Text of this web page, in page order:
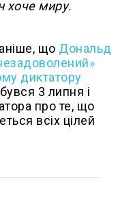
хоче миру.
що Дональд
диктатору
3 липня і
про те, що
всіх цілей